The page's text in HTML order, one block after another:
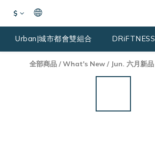
$
Urban|城市都會雙組合 DRiFTNESS
全部商品 /What's New / Jun. 六月新品